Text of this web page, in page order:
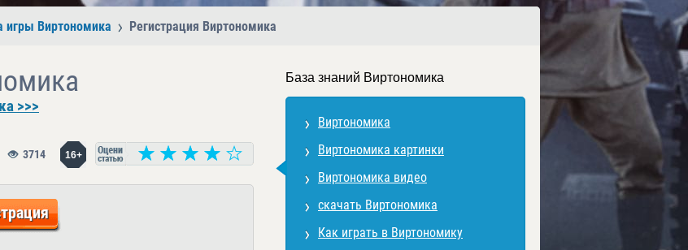
игры Виртономика Регистрация Виртономика
>>>
16+
3714
База знаний Виртономика
Виртономика
Виртономика картинки
Виртономика видео
скачать Виртономика
Как играть в Виртономику